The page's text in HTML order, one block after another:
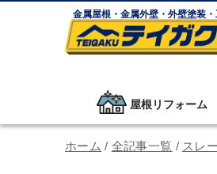
金属屋根・金属外壁・外壁塗装
屋根リフォーム
ホーム / 全記事一覧 / スレ